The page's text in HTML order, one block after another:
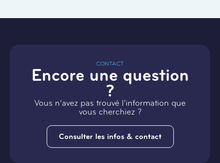
CONTACT
Encore une question
?
Vous n’avez pas trouvé l’information que
vous cherchiez ?
Consulter les infos & contact